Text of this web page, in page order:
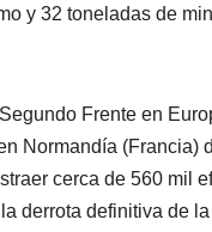
y 32 toneladas de
Frente en
Normandía (Francia)
cerca de 560 mil
derrota definitiva de